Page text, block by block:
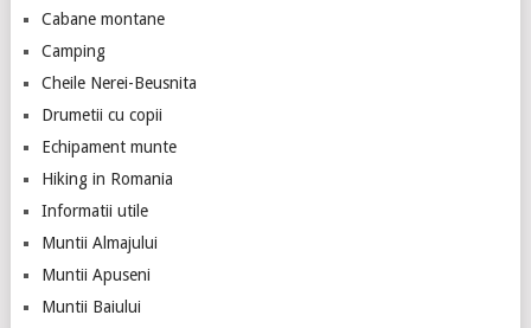
Cabane montane
Camping
Cheile Nerei-Beusnita
Drumetii cu copii
Echipament munte
Hiking in Romania
Informatii utile
Muntii Almajului
Muntii Apuseni
Muntii Baiului